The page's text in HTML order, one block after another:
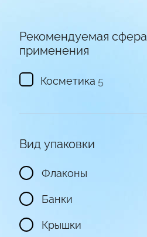
Рекомендуемая сфера
применения
Косметика 5
Вид упаковки
Флаконы
Банки
Крышки